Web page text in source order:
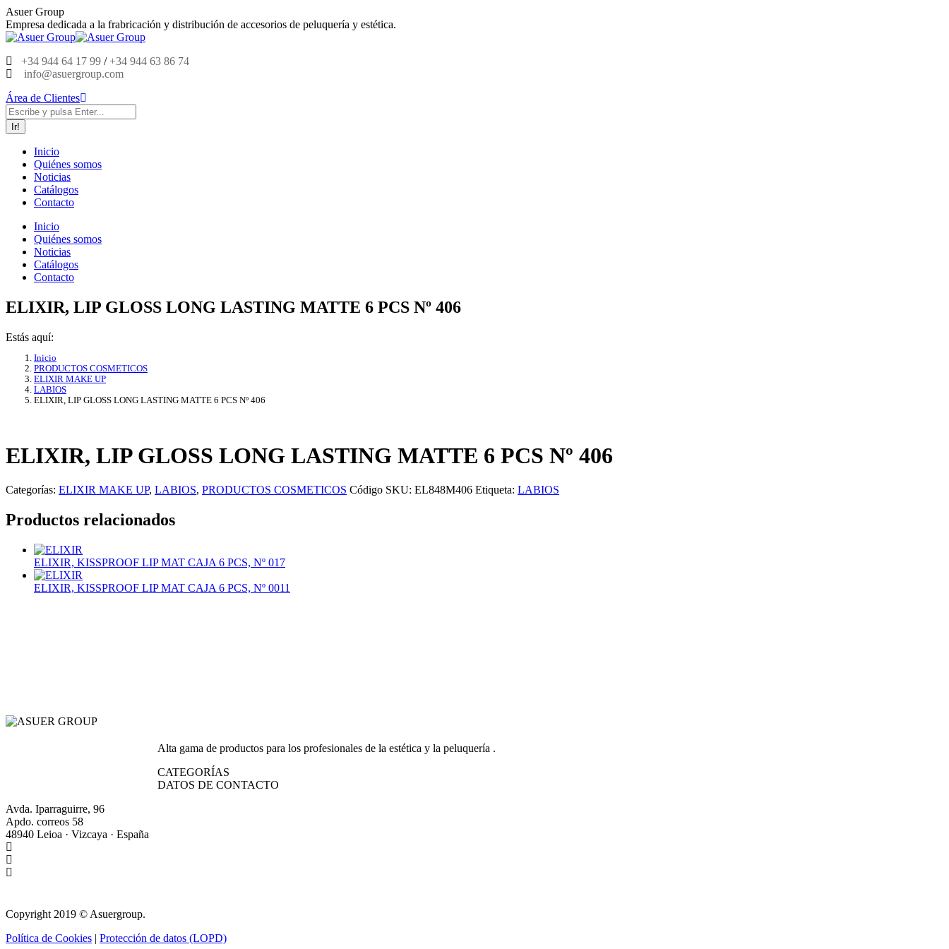
Saltar
al
contenido
Asuer Group
Empresa dedicada a la frabricación y distribución de accesorios de peluquería y estética.
+34 944 64 17 99 /+34 944 63 86 74
info@asuergroup.com
Área de Clientes
Buscar:
Inicio
Quiénes somos
Noticias
Catálogos
Contacto
Inicio
Quiénes somos
Noticias
Catálogos
Contacto
ELIXIR, LIP GLOSS LONG LASTING MATTE 6 PCS Nº 406
Estás aquí:
Inicio
PRODUCTOS COSMETICOS
ELIXIR MAKE UP
LABIOS
ELIXIR, LIP GLOSS LONG LASTING MATTE 6 PCS Nº 406
ELIXIR, LIP GLOSS LONG LASTING MATTE 6 PCS Nº 406
Categorías: ELIXIR MAKE UP, LABIOS, PRODUCTOS COSMETICOS Código SKU: EL848M406 Etiqueta: LABIOS
Productos relacionados
ELIXIR, KISSPROOF LIP MAT CAJA 6 PCS, Nº 017
ELIXIR, KISSPROOF LIP MAT CAJA 6 PCS, Nº 0011
Alta gama de productos para los profesionales de la estética y la peluquería .
CATEGORÍAS
DATOS DE CONTACTO
Avda. Iparraguirre, 96
Apdo. correos 58
48940 Leioa · Vizcaya · España
Copyright 2019 © Asuergroup.
Política de Cookies | Protección de datos (LOPD)